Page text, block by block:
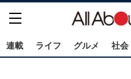
連載 ライフ グルメ 社会